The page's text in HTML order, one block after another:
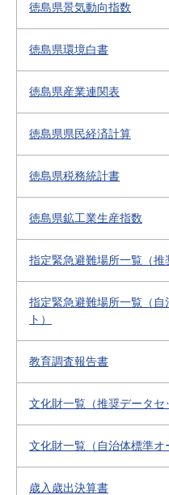
徳島県景気動向指数
徳島県環境白書
徳島県産業連関表
徳島県県民経済計算
徳島県税務統計書
徳島県鉱工業生産指数
指定緊急避難場所一覧（推
指定緊急避難場所一覧（
ト）
教育調査報告書
文化財一覧（推奨データセ
文化財一覧（自治体標準オ
歳入歳出決算書